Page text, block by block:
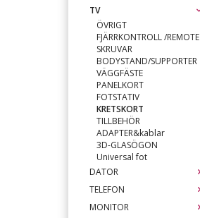
TV
ÖVRIGT
FJÄRRKONTROLL /REMOTE
SKRUVAR
BODYSTAND/SUPPORTER
VÄGGFÄSTE
PANELKORT
FOTSTATIV
KRETSKORT
TILLBEHÖR
ADAPTER&kablar
3D-GLASÖGON
Universal fot
DATOR
TELEFON
MONITOR